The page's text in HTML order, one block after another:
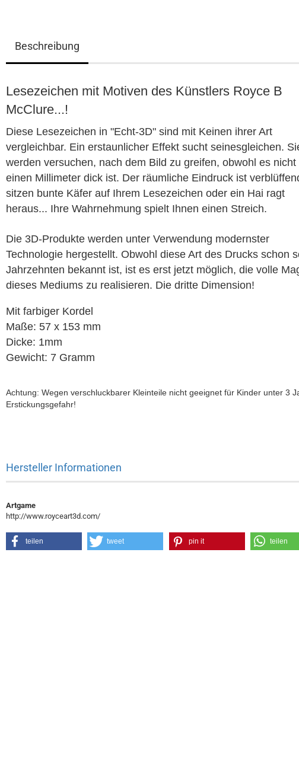
3D ART Medikarten
3D Foto Klappkarten, quadratisch
3D Klappkarten mit Musik & Licht
3D Polaroid Klappkarten
3D Schulanfangskarten
3D Weihnachtsklappkarten
Beschreibung
Lesezeichen mit Motiven des Künstlers Royce B
McClure...!
Diese Lesezeichen in "Echt-3D" sind mit Keinen ihrer Art
vergleichbar. Ein erstaunlicher Effekt sucht seinesgleichen.
werden versuchen, nach dem Bild zu greifen, obwohl es nicht
einen Millimeter dick ist. Der räumliche Eindruck ist
sitzen bunte Käfer auf Ihrem Lesezeichen oder ein Hai ragt
heraus... Ihre Wahrnehmung spielt Ihnen einen Streich.
Die 3D-Produkte werden unter Verwendung modernster
Technologie hergestellt. Obwohl diese Art des Drucks schon
Jahrzehnten bekannt ist, ist es erst jetzt möglich, die volle
dieses Mediums zu realisieren. Die dritte Dimension!
Mit farbiger Kordel
Maße: 57 x 153 mm
Dicke: 1mm
Gewicht: 7 Gramm
Achtung: Wegen verschluckbarer Kleinteile nicht geeignet für Kinder unter 3
Erstickungsgefahr!
Hersteller Informationen
Artgame
http://www.royceart3d.com/
teilen tweet pin it teilen